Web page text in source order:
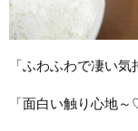
「ふわふわで凄い気
「面白い触り心地～